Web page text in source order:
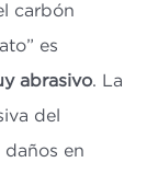
carbón
es
abrasivo. La
del
en